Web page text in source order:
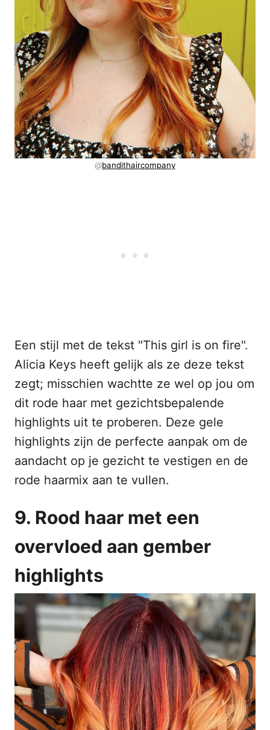
@bandithaircompany
Een stijl met de tekst "This girl is on fire".
Alicia Keys heeft gelijk als ze deze tekst
zegt; misschien wachtte ze wel op jou om
dit rode haar met gezichtsbepalende
highlights uit te proberen. Deze gele
highlights zijn de perfecte aanpak om de
aandacht op je gezicht te vestigen en de
rode haarmix aan te vullen.
9. Rood haar met een
overvloed aan gember
highlights